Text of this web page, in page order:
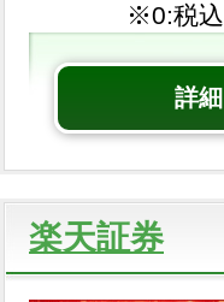
※0:税
詳細
楽天証券